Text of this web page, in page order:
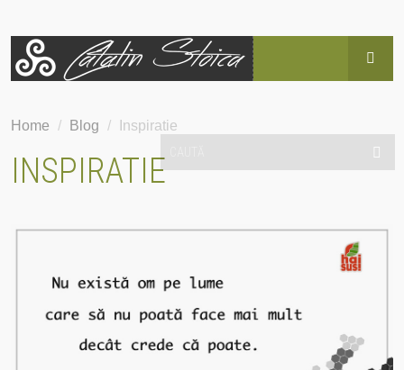
EVENIMENTE
Home / Blog / Inspiratie
INSPIRATIE